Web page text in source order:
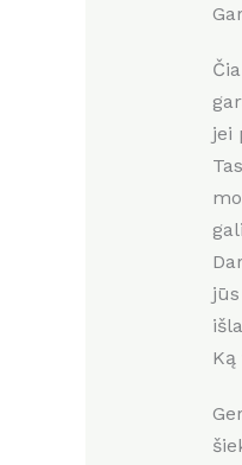
jei